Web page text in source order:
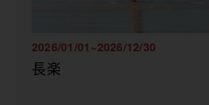
2026/01/01~2026/12/30
長楽